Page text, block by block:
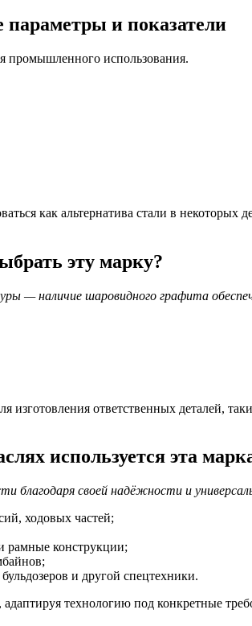
и показатели
промышленного использования.
как альтернатива стали в некоторых
эту марку?
— наличие шаровидного графита
ответственных деталей,
используется эта
благодаря своей надёжности и
ходовых частей;
рамные конструкции;
и другой спецтехники.
технологию под конкретные